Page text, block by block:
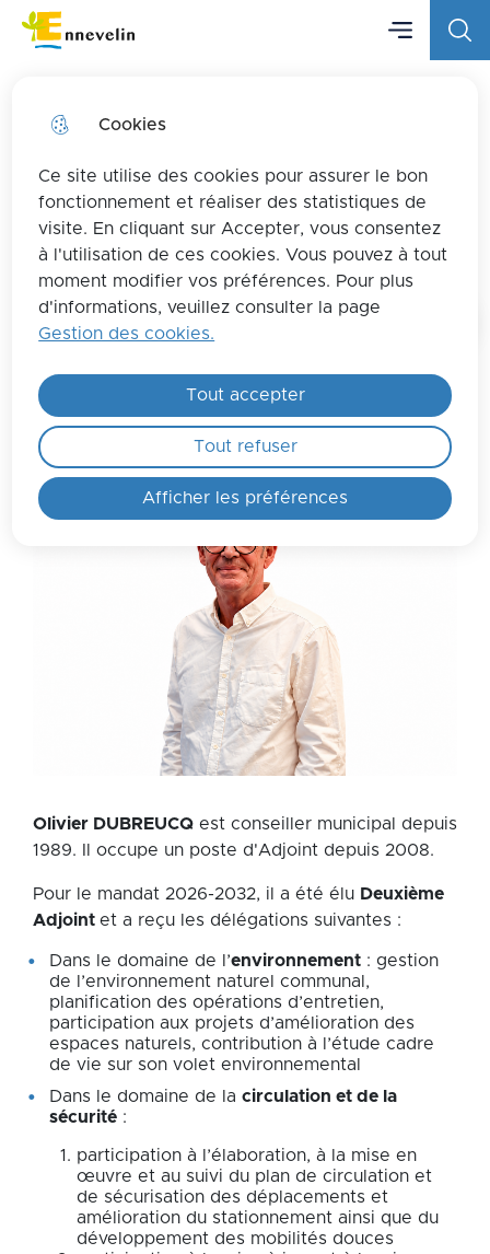
Cookies
Ce site utilise des cookies pour assurer le bon
fonctionnement et réaliser des statistiques de
visite. En cliquant sur Accepter, vous consentez
à l'utilisation de ces cookies. Vous pouvez à tout
moment modifier vos préférences. Pour plus
d'informations, veuillez consulter la page
Gestion des cookies.
Afficher les préférences
Tout accepter
Tout refuser
Aller
au
Consulter
le plan
du site
Ville d'Ennevelin
Menu
Olivier DUBREUCQ, Deuxième
Adjoint
Olivier DUBREUCQ est conseiller municipal depuis
1989. Il occupe un poste d'Adjoint depuis 2008.
Pour le mandat 2026-2032, il a été élu Deuxième
Adjoint et a reçu les délégations suivantes :
Dans le domaine de l’environnement : gestion
de l’environnement naturel communal,
planification des opérations d’entretien,
participation aux projets d’amélioration des
espaces naturels, contribution à l’étude cadre
de vie sur son volet environnemental
Dans le domaine de lacirculation et de la
sécurité :
participation à l’élaboration, à la mise en
œuvre et au suivi du plan de circulation et
de sécurisation des déplacements et
amélioration du stationnement ainsi que du
développement des mobilités douces